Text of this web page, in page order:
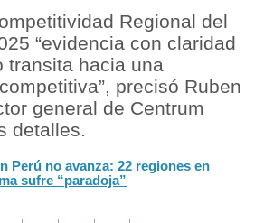
Regional del
“evidencia con claridad
transita hacia una
precisó Ruben
general de Centrum
detalles.
Perú no avanza: 22 regiones en
sufre “paradoja”